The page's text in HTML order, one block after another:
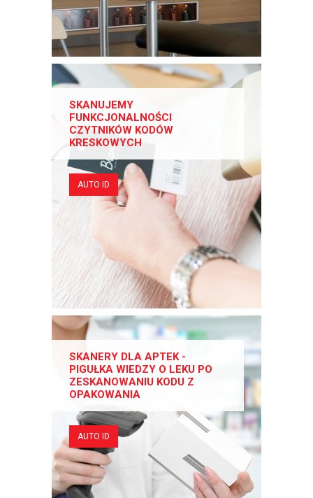
SKANUJEMY
FUNKCJONALNOŚCI
CZYTNIKÓW KODÓW
KRESKOWYCH
AUTO ID
SKANERY DLA APTEK -
PIGUŁKA WIEDZY O LEKU PO
ZESKANOWANIU KODU Z
OPAKOWANIA
AUTO ID